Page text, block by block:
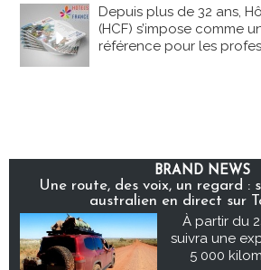
Depuis plus de 32 ans,
(HCF) s’impose comme
référence pour les
BRAND NEWS
Une route, des voix, un regard :
australien en direct sur
À partir du
suivra une
5 000